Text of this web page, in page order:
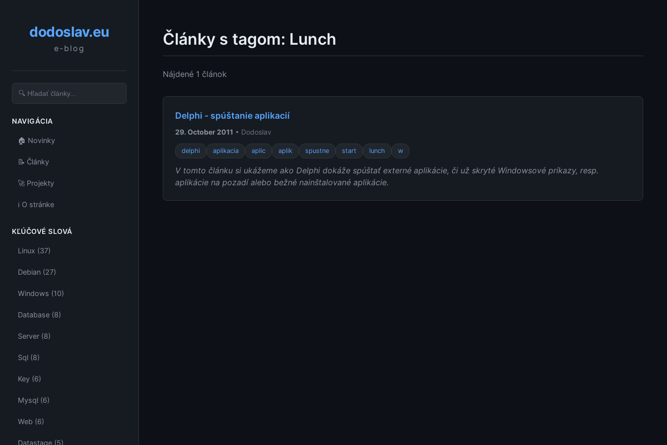
dodoslav.eu
e-blog
NAVIGÁCIA
🏠 Novinky
📝 Články
🚀 Projekty
ℹ️ O stránke
KĽÚČOVÉ SLOVÁ
Linux (37)
Debian (27)
Windows (10)
Database (8)
Server (8)
Sql (8)
Key (6)
Mysql (6)
Web (6)
Datastage (5)
Články s tagom: Lunch
Nájdené 1 článok
Delphi - spúštanie aplikacií
29. October 2011 • Dodoslav
delphi aplikacia aplic aplik spustne start lunch w
V tomto článku si ukážeme ako Delphi dokáže spúštať externé aplikácie, či už skryté Windowsové príkazy, resp.
aplikácie na pozadí alebo bežné nainštalované aplikácie.